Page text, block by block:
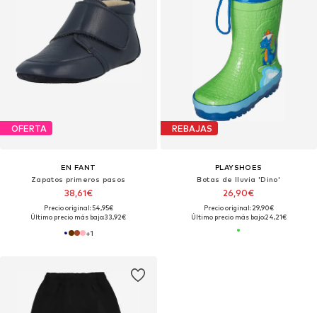
OFERTA
EN FANT
Zapatos primeros pasos
38,61€
Precio original: 54,95€
Último precio más bajo:33,92€
+1
REBAJAS
PLAYSHOES
Botas de lluvia 'Dino'
26,90€
Precio original: 29,90€
Último precio más bajo:24,21€